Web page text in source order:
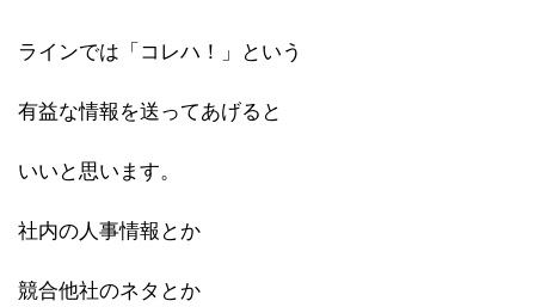
ラインでは「コレハ！」という
有益な情報を送ってあげると
いいと思います。
社内の人事情報とか
競合他社のネタとか